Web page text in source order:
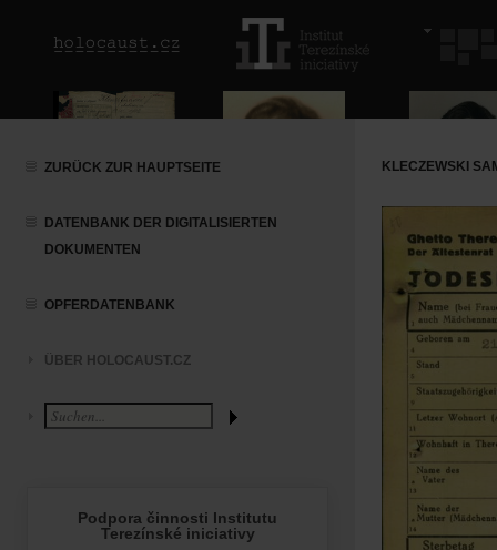
ZURÜCK ZUR HAUPTSEITE
DATENBANK DER DIGITALISIERTEN
DOKUMENTEN
OPFERDATENBANK
ÜBER HOLOCAUST.CZ
KLECZEWSKI